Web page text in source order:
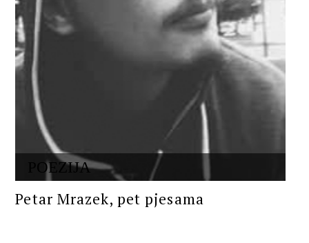
POEZIJA
Petar Mrazek, pet pjesama